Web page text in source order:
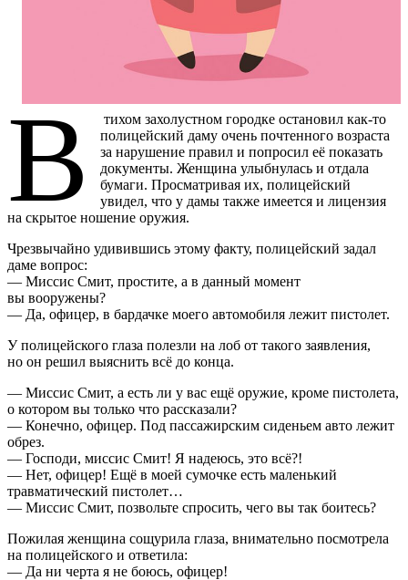
В
тихом захолустном городке остановил как-то
полицейский даму очень почтенного возраста
за нарушение правил и попросил её показать
документы. Женщина улыбнулась и отдала
бумаги. Просматривая их, полицейский
увидел, что у дамы также имеется и лицензия
на скрытое ношение оружия.
Чрезвычайно удивившись этому факту, полицейский задал
даме вопрос:
— Миссис Смит, простите, а в данный момент
вы вооружены?
— Да, офицер, в бардачке моего автомобиля лежит пистолет.
У полицейского глаза полезли на лоб от такого заявления,
но он решил выяснить всё до конца.
— Миссис Смит, а есть ли у вас ещё оружие, кроме пистолета,
о котором вы только что рассказали?
— Конечно, офицер. Под пассажирским сиденьем авто лежит
обрез.
— Господи, миссис Смит! Я надеюсь, это всё?!
— Нет, офицер! Ещё в моей сумочке есть маленький
травматический пистолет…
— Миссис Смит, позвольте спросить, чего вы так боитесь?
Пожилая женщина сощурила глаза, внимательно посмотрела
на полицейского и ответила:
— Да ни черта я не боюсь, офицер!